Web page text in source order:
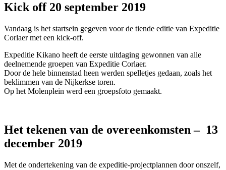
Kick off 20 september 2019
Vandaag is het startsein gegeven voor de tiende editie van Expeditie
Corlaer met een kick-off.
Expeditie Kikano heeft de eerste uitdaging gewonnen van alle
deelnemende groepen van Expeditie Corlaer.
Door de hele binnenstad heen werden spelletjes gedaan, zoals het
beklimmen van de Nijkerkse toren.
Op het Molenplein werd een groepsfoto gemaakt.
Het tekenen van de overeenkomsten – 13
december 2019
Met de ondertekening van de expeditie-projectplannen door onszelf,